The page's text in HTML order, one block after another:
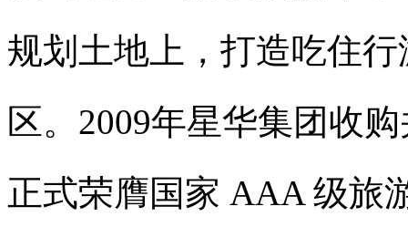
规划土地上，打造吃住
区。2009年星华集团收
正式荣膺国家 AAA 级旅